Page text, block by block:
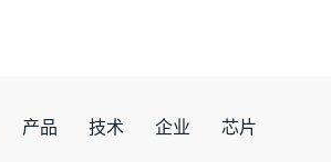
产品 技术 企业 芯片